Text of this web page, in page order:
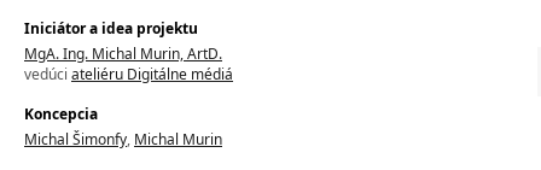
Iniciátor a idea projektu
MgA. Ing. Michal Murin, ArtD.
vedúci ateliéru Digitálne médiá
Koncepcia
Michal Šimonfy, Michal Murin